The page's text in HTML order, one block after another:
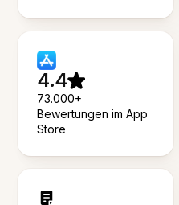
4.4
73.000+
Bewertungen im App
Store